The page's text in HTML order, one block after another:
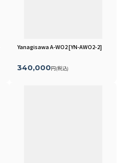
Yanagisawa A-WO2[YN-AWO2-2]
340,000円(税込)